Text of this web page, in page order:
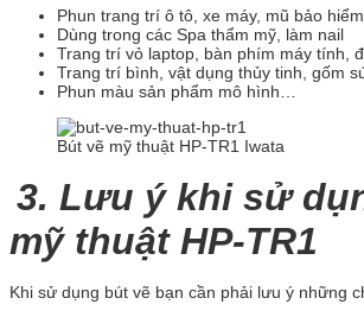
Phun trang trí ô tô, xe máy, mũ bảo hiểm
Dùng trong các Spa thẩm mỹ, làm nail
Trang trí vỏ laptop, bàn phím máy tính,
Trang trí bình, vật dụng thủy tinh, gốm
Phun màu sản phẩm mô hình…
Bút vẽ mỹ thuật HP-TR1 Iwata
3. Lưu ý khi sử
mỹ thuật HP-TR1
Khi sử dụng bút vẽ bạn cần phải lưu ý những